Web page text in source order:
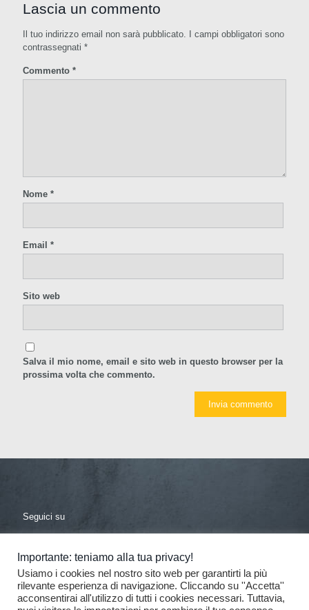
Lascia un commento
Il tuo indirizzo email non sarà pubblicato.
I campi obbligatori sono
contrassegnati *
Commento *
Nome *
Email *
Sito web
Salva il mio nome, email e sito web in questo browser per la
prossima volta che commento.
Seguici su
Importante: teniamo alla tua privacy!
Usiamo i cookies nel nostro sito web per garantirti la più
rilevante esperienza di navigazione. Cliccando su ''Accetta''
acconsentirai all'utilizzo di tutti i cookies necessari. Tuttavia,